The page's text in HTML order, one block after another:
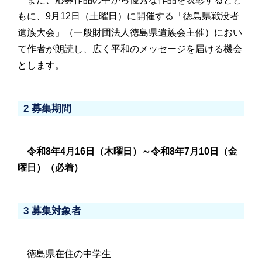
もに、9月12日（土曜日）に開催する「徳島県戦没者
遺族大会」（一般財団法人徳島県遺族会主催）におい
て作者が朗読し、広く平和のメッセージを届ける機会
とします。
2 募集期間
令和8年4月16日（木曜日）～令和8年7月10日（金
曜日）（必着）
3 募集対象者
徳島県在住の中学生